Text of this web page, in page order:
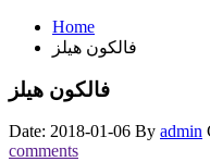
Home
فالكون هيلز
فالكون هيلز
Date: 2018-01-06 By admin
comments